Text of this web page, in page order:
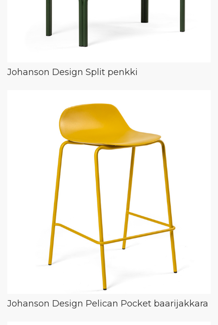
Johanson Design Split penkki
Johanson Design Pelican Pocket baarijakkara